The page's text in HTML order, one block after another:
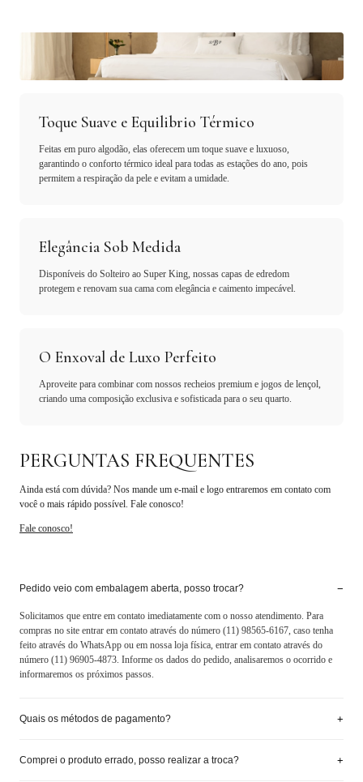
Toque Suave e Equilibrio Térmico
Feitas em puro algodão, elas oferecem um toque suave e luxuoso,
garantindo o conforto térmico ideal para todas as estações do ano, pois
permitem a respiração da pele e evitam a umidade.
Elegância Sob Medida
Disponíveis do Solteiro ao Super King, nossas capas de edredom
protegem e renovam sua cama com elegância e caimento impecável.
O Enxoval de Luxo Perfeito
Aproveite para combinar com nossos recheios premium e jogos de lençol,
criando uma composição exclusiva e sofisticada para o seu quarto.
PERGUNTAS FREQUENTES
Ainda está com dúvida? Nos mande um e-mail e logo entraremos em contato com
você o mais rápido possível. Fale conosco!
Fale conosco!
Pedido veio com embalagem aberta, posso trocar? −
Solicitamos que entre em contato imediatamente com o nosso atendimento. Para
compras no site entrar em contato através do número (11) 98565-6167, caso tenha
feito através do WhatsApp ou em nossa loja física, entrar em contato através do
número (11) 96905-4873. Informe os dados do pedido, analisaremos o ocorrido e
informaremos os próximos passos.
Quais os métodos de pagamento? +
Comprei o produto errado, posso realizar a troca? +